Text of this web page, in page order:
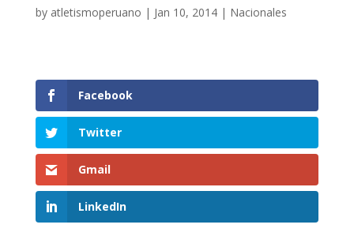
by atletismoperuano | Jan 10, 2014| Nacionales
Facebook
Twitter
Gmail
LinkedIn